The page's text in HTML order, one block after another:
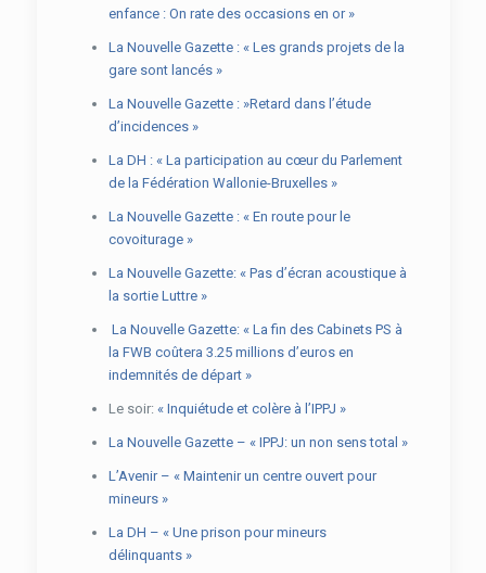
enfance : On rate des occasions en or »
La Nouvelle Gazette : « Les grands projets de la
gare sont lancés »
La Nouvelle Gazette : »Retard dans l’étude
d’incidences »
La DH : « La participation au cœur du Parlement
de la Fédération Wallonie-Bruxelles »
La Nouvelle Gazette : « En route pour le
covoiturage »
La Nouvelle Gazette: « Pas d’écran acoustique à
la sortie Luttre »
La Nouvelle Gazette: « La fin des Cabinets PS à
la FWB coûtera 3.25 millions d’euros en
indemnités de départ »
Le soir:« Inquiétude et colère à l’IPPJ »
La Nouvelle Gazette – « IPPJ: un non sens total »
L’Avenir – « Maintenir un centre ouvert pour
mineurs »
La DH – « Une prison pour mineurs
délinquants »